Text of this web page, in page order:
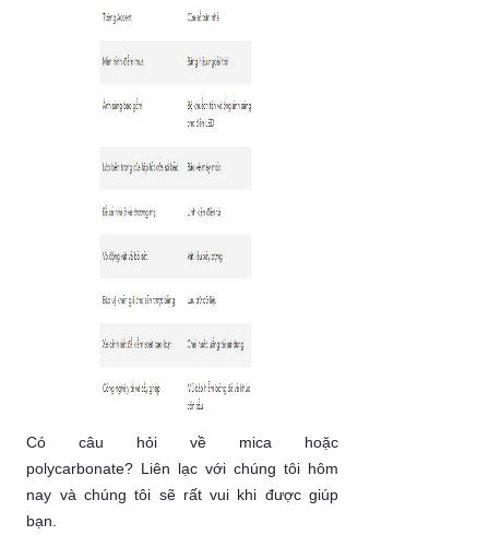
Có câu hỏi về mica hoặc
polycarbonate? Liên lạc với chúng tôi hôm
nay và chúng tôi sẽ rất vui khi được giúp
bạn.